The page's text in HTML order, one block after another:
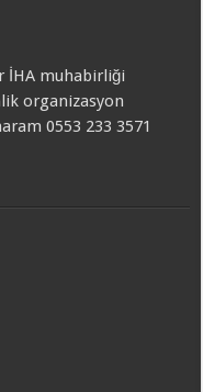
İHA muhabirliği
organizasyon
0553 233 3571